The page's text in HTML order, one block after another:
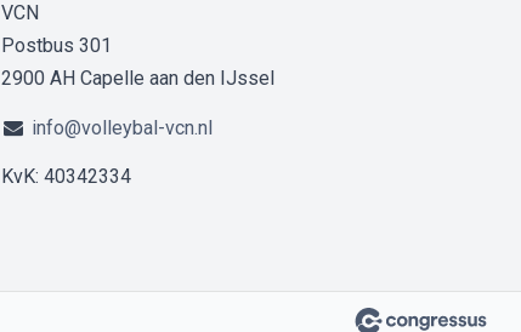
VCN
Postbus 301
2900 AH Capelle aan den IJssel
info@volleybal-vcn.nl
KvK: 40342334